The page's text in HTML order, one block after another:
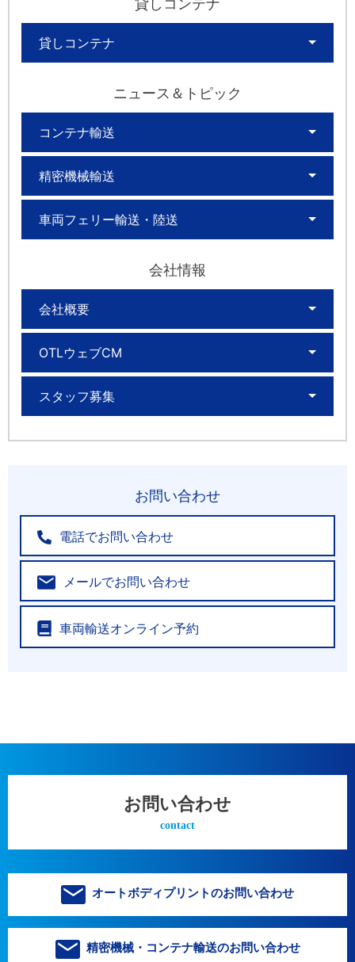
貸しコンテナ
ニュース＆トピック
コンテナ輸送
精密機械輸送
車両フェリー輸送・陸送
会社情報
会社概要
OTLウェブCM
スタッフ募集
お問い合わせ
電話でお問い合わせ
メールでお問い合わせ
車両輸送オンライン予約
お問い合わせ
contact
オートボディプリントのお問い合わせ
精密機械・コンテナ輸送のお問い合わせ